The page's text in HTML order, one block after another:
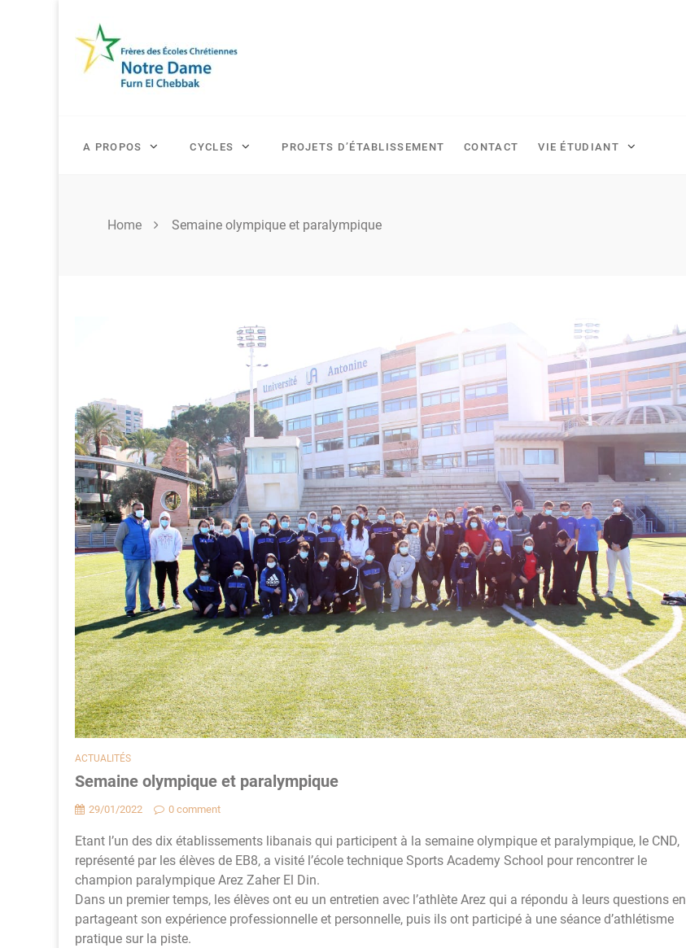
content
A PROPOS CYCLES PROJETS D’ÉTABLISSEMENT CONTACT VIE ÉTUDIANT
Home Semaine olympique et paralympique
ACTUALITÉS
Semaine olympique et paralympique
29/01/2022 0 comment
Etant l’un des dix établissements libanais qui participent à la semaine olympique et paralympique, le CND,
représenté par les élèves de EB8, a visité l’école technique Sports Academy School pour rencontrer le
champion paralympique Arez Zaher El Din.
Dans un premier temps, les élèves ont eu un entretien avec l’athlète Arez qui a répondu à leurs questions en
partageant son expérience professionnelle et personnelle, puis ils ont participé à une séance d’athlétisme
pratique sur la piste.